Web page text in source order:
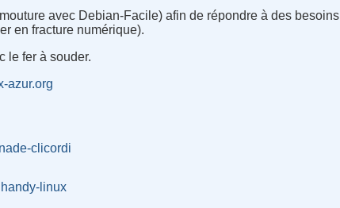
avec Debian-Facile) afin de répondre à des besoins
en fracture numérique).
le fer à souder.
azur.org
clicordi
handy-linux